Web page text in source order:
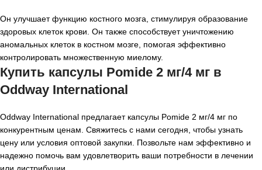
Он улучшает функцию костного мозга, стимулируя образование
здоровых клеток крови. Он также способствует уничтожению
аномальных клеток в костном мозге, помогая эффективно
контролировать множественную миелому.
Купить капсулы Pomide 2 мг/4 мг в
Oddway International
Oddway International предлагает капсулы Pomide 2 мг/4 мг по
конкурентным ценам. Свяжитесь с нами сегодня, чтобы узнать
цену или условия оптовой закупки. Позвольте нам эффективно и
надежно помочь вам удовлетворить ваши потребности в лечении